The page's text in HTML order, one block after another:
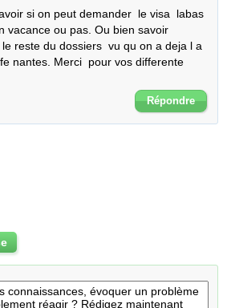
si on peut demander  le visa  labas
vacance ou pas. Ou bien savoir
reste du dossiers  vu qu on a deja l a
nantes. Merci  pour vos differente
Répondre